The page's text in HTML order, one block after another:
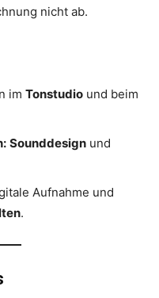
nicht ab.
im Tonstudio und beim
Sounddesign und
Aufnahme und
.